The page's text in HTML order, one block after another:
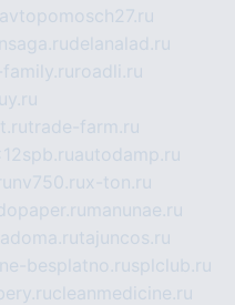
avtopomosch27.ru
delanalad.ru
roadli.ru
trade-farm.ru
autodamp.ru
nv750.rux-ton.ru
manunae.ru
tajuncos.ru
besplatno.rusplclub.ru
cleanmedicine.ru